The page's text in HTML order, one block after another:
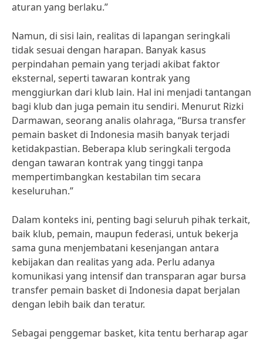
aturan yang berlaku.”
Namun, di sisi lain, realitas di lapangan seringkali
tidak sesuai dengan harapan. Banyak kasus
perpindahan pemain yang terjadi akibat faktor
eksternal, seperti tawaran kontrak yang
menggiurkan dari klub lain. Hal ini menjadi tantangan
bagi klub dan juga pemain itu sendiri. Menurut Rizki
Darmawan, seorang analis olahraga, “Bursa transfer
pemain basket di Indonesia masih banyak terjadi
ketidakpastian. Beberapa klub seringkali tergoda
dengan tawaran kontrak yang tinggi tanpa
mempertimbangkan kestabilan tim secara
keseluruhan.”
Dalam konteks ini, penting bagi seluruh pihak terkait,
baik klub, pemain, maupun federasi, untuk bekerja
sama guna menjembatani kesenjangan antara
kebijakan dan realitas yang ada. Perlu adanya
komunikasi yang intensif dan transparan agar bursa
transfer pemain basket di Indonesia dapat berjalan
dengan lebih baik dan teratur.
Sebagai penggemar basket, kita tentu berharap agar